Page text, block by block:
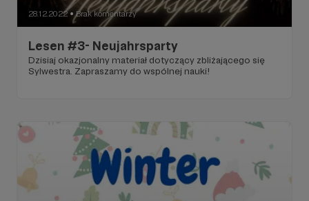
28.12.2022 ● Brak komentarzy
Lesen #3- Neujahrsparty
Dzisiaj okazjonalny materiał dotyczący zbliżającego się
Sylwestra. Zapraszamy do wspólnej nauki!